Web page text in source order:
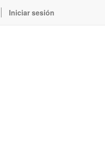
Iniciar sesión